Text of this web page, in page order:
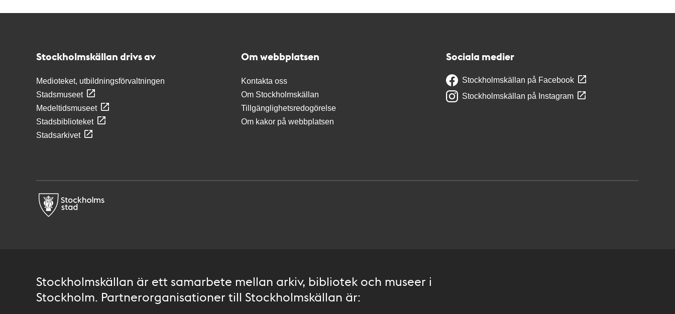
Stockholmskällan drivs av
Medioteket, utbildningsförvaltningen
Stadsmuseet
Medeltidsmuseet
Stadsbiblioteket
Stadsarkivet
Om webbplatsen
Kontakta oss
Om Stockholmskällan
Tillgänglighetsredogörelse
Om kakor på webbplatsen
Sociala medier
Stockholmskällan på Facebook
Stockholmskällan på Instagram
Stockholmskällan är ett samarbete mellan arkiv, bibliotek och museer i
Stockholm. Partnerorganisationer till Stockholmskällan är: